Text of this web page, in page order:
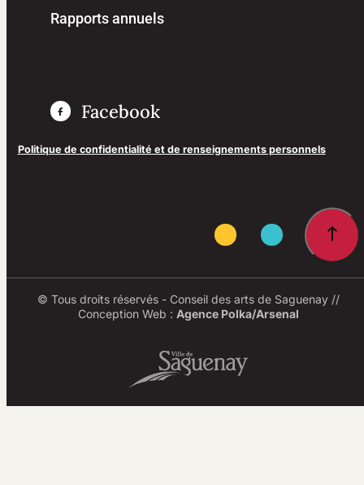
Rapports annuels
Facebook
Politique de confidentialité et de renseignements personnels
© Tous droits réservés - Conseil des arts de Saguenay //
Conception Web : Agence Polka/Arsenal